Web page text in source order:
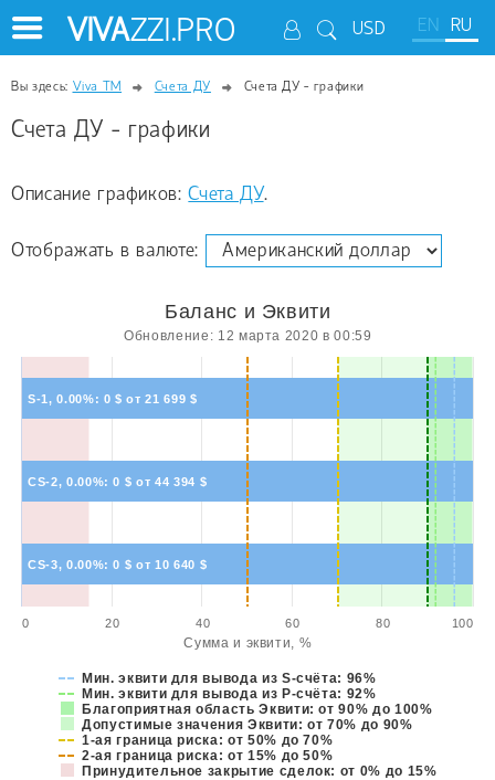
USD EN RU
VIVAZZI.PRO
Вы здесь: Viva TM Счета ДУ Счета ДУ - графики
Счета ДУ - графики
Описание графиков:Счета ДУ.
Отображать в валюте:
Сумма и эквити, %
Баланс и Эквити
Обновление: 12 марта 2020 в 00:59
Мин. эквити для вывода из S-счёта: 96%
Мин. эквити для вывода из P-счёта: 92%
Благоприятная область Эквити: от 90% до 100%
Допустимые значения Эквити: от 70% до 90%
1-ая граница риска: от 50% до 70%
2-ая граница риска: от 15% до 50%
Принудительное закрытие сделок: от 0% до 15%
0 20 40 60 80 100
S-1, 0.00%: 0 $ от 21 699 $
CS-2, 0.00%: 0 $ от 44 394 $
CS-3, 0.00%: 0 $ от 10 640 $